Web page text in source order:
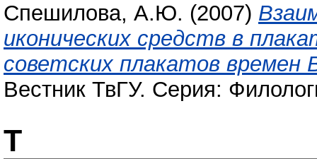
Спешилова, А.Ю. (2007)
иконических средств в
советских плакатов времен
Вестник ТвГУ. Серия:
Т